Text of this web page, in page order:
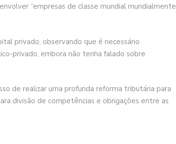
“empresas de classe mundial mundialmente
privado, observando que é necessário
privado, embora não tenha falado sobre
de realizar uma profunda reforma tributária para
divisão de competências e obrigações entre as